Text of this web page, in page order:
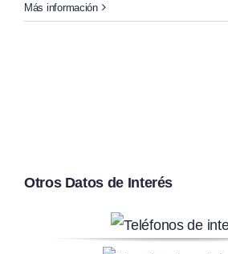
Más información
Otros Datos de Interés